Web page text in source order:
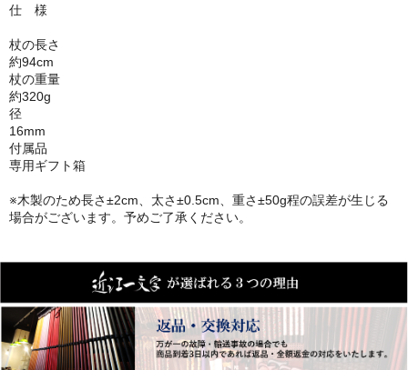
仕 様
杖の長さ
約94cm
杖の重量
約320g
径
16mm
付属品
専用ギフト箱
※木製のため長さ±2cm、太さ±0.5cm、重さ±50g程の誤差が生じる
場合がございます。予めご了承ください。